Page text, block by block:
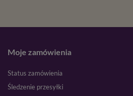
Moje zamówienia
Status zamówienia
Śledzenie przesyłki